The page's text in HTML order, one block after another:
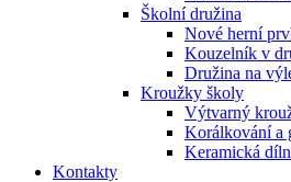
Školní družina
Nové herní
Kouzelník v
Družina na
Kroužky školy
Výtvarný
Korálkování a
Keramická
Kontakty